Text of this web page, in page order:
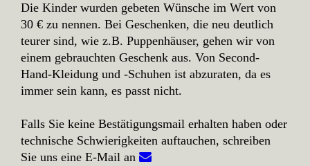
Die Kinder wurden gebeten Wünsche im Wert von
30 € zu nennen. Bei Geschenken, die neu deutlich
teurer sind, wie z.B. Puppenhäuser, gehen wir von
einem gebrauchten Geschenk aus. Von Second-
Hand-Kleidung und -Schuhen ist abzuraten, da es
immer sein kann, es passt nicht.
Falls Sie keine Bestätigungsmail erhalten haben oder
technische Schwierigkeiten auftauchen, schreiben
Sie uns eine E-Mail an